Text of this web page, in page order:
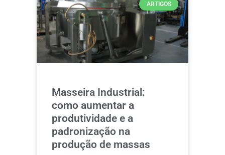
ARTIGOS
Masseira Industrial:
como aumentar a
produtividade e a
padronização na
produção de massas